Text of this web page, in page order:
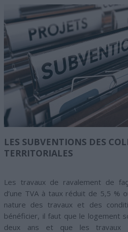
LES SUBVENTIONS DES
TERRITORIALES
Les travaux de ravalement de
d’une TVA à taux réduit de 5,5 %
nature des travaux et des
bénéficier, il faut que le logement
deux ans et que les travaux